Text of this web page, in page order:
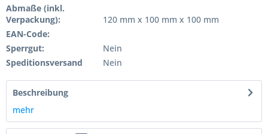
Abmaße (inkl.
Verpackung):
120 mm x 100 mm x 100 mm
EAN-Code:
Sperrgut:
Nein
Speditionsversand
Nein
Beschreibung
mehr